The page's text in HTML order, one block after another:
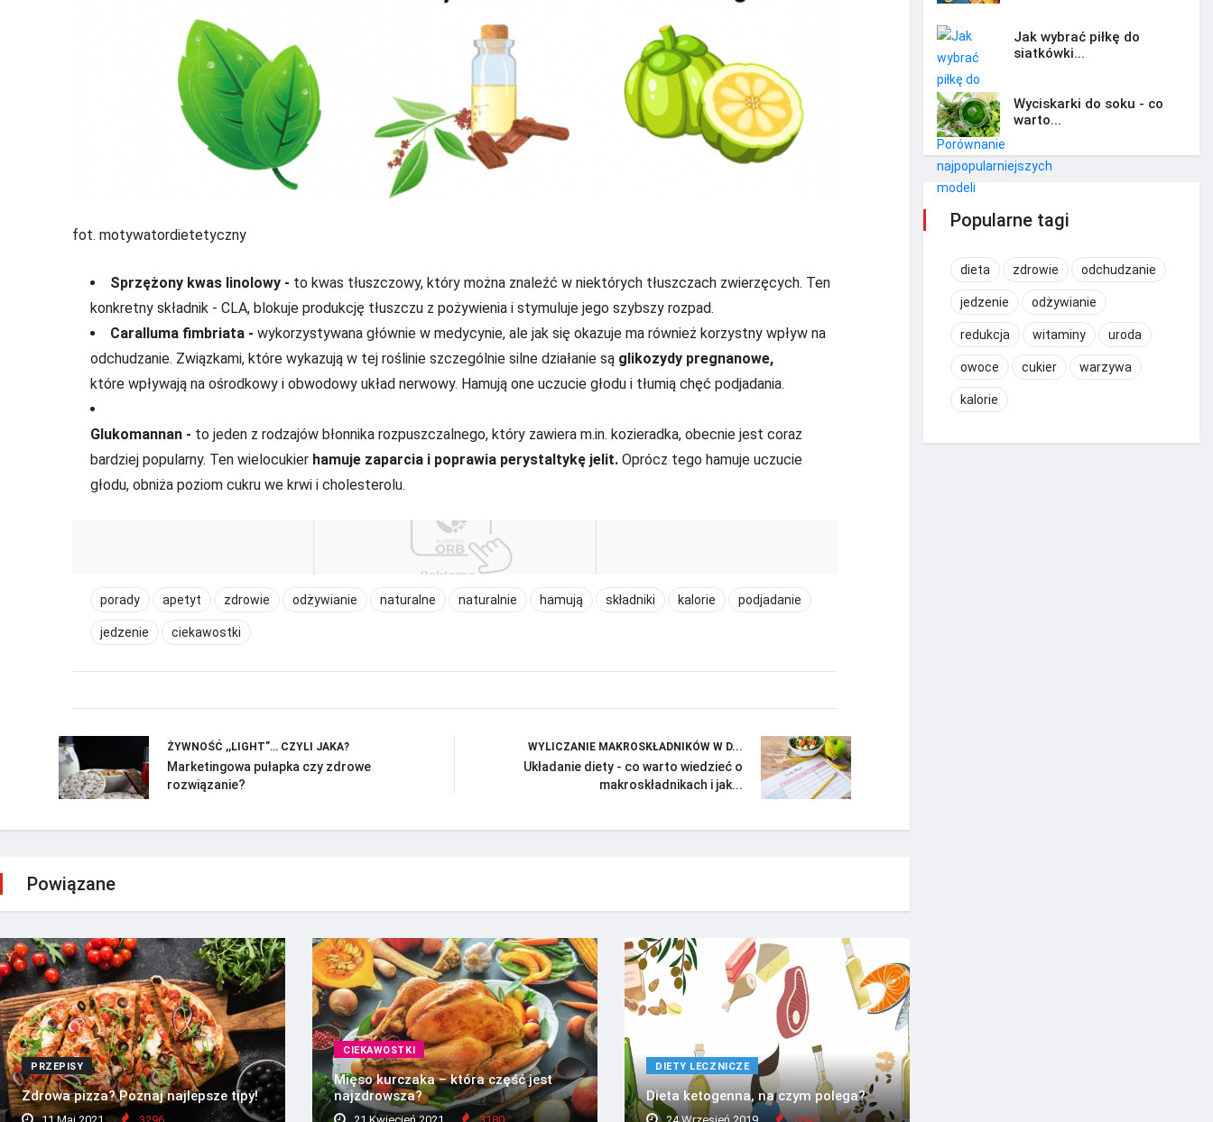
fot. motywatordietetyczny
Sprzężony kwas linolowy - to kwas tłuszczowy, który można znaleźć w niektórych tłuszczach zwierzęcych. Ten
konkretny składnik - CLA, blokuje produkcję tłuszczu z pożywienia i stymuluje jego szybszy rozpad.
Caralluma fimbriata - wykorzystywana głównie w medycynie, ale jak się okazuje ma również korzystny wpływ na
odchudzanie. Związkami, które wykazują w tej roślinie szczególnie silne działanie są glikozydy pregnanowe,
które wpływają na ośrodkowy i obwodowy układ nerwowy. Hamują one uczucie głodu i tłumią chęć podjadania.
Glukomannan - to jeden z rodzajów błonnika rozpuszczalnego, który zawiera m.in. kozieradka, obecnie jest coraz
bardziej popularny. Ten wielocukier hamuje zaparcia i poprawia perystaltykę jelit. Oprócz tego hamuje uczucie
głodu, obniża poziom cukru we krwi i cholesterolu.
porady apetyt zdrowie odżywianie naturalne naturalnie hamują składniki kalorie podjadanie
jedzenie ciekawostki
ŻYWNOŚĆ ,,LIGHT”… CZYLI JAKA?
Marketingowa pułapka czy zdrowe
rozwiązanie?
WYLICZANIE MAKROSKŁADNIKÓW W D...
Układanie diety - co warto wiedzieć o
makroskładnikach i jak...
Powiązane
PRZEPISY
Zdrowa pizza? Poznaj najlepsze tipy!
CIEKAWOSTKI
Mięso kurczaka – która część jest
najzdrowsza?
DIETY LECZNICZE
Dieta ketogenna, na czym polega?
Jak wybrać piłkę do
siatkówki...
Wyciskarki do soku - co
warto...
Popularne tagi
dieta zdrowie odchudzanie
jedzenie odżywianie
redukcja witaminy uroda
owoce cukier warzywa
kalorie